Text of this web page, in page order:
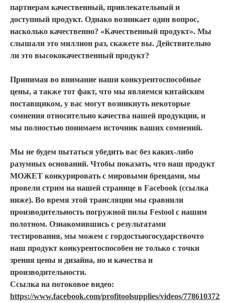
партнерам качественный, привлекательный и
доступный продукт. Однако возникает один вопрос,
насколько качественно? «Качественный продукт». Мы
слышали это миллион раз, скажете вы. Действительно
ли это высококачественный продукт?
Принимая во внимание наши конкурентоспособные
цены, а также тот факт, что мы являемся китайским
поставщиком, у вас могут возникнуть некоторые
сомнения относительно качества нашей продукции, и
мы полностью понимаем источник ваших сомнений.
Мы не будем пытаться убедить вас без каких-либо
разумных оснований. Чтобы показать, что наш продукт
МОЖЕТ конкурировать с мировыми брендами, мы
провели стрим на нашей странице в Facebook (ссылка
ниже). Во время этой трансляции мы сравнили
производительность погружной пилы Festool с нашим
полотном. Ознакомившись с результатами
тестирования, мы можем с гордостьюгосударствочто
наш продукт конкурентоспособен не только с точки
зрения цены и дизайна, но и качества и
производительности.
Ссылка на потоковое видео:
https://www.facebook.com/profitoolsupplies/videos/